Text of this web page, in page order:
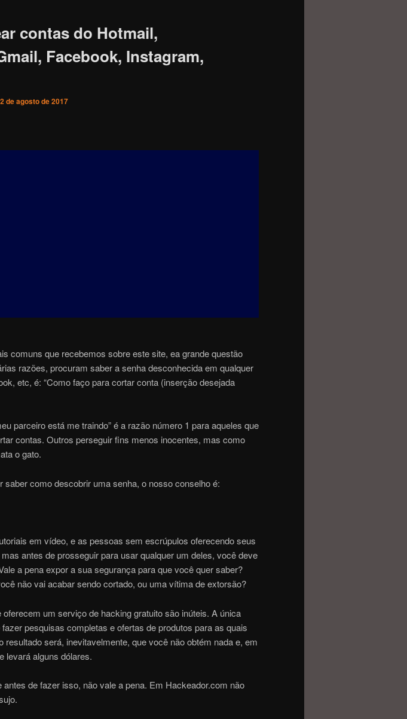
contas do Hotmail,
Facebook, Instagram,
de agosto de 2017
comuns que recebemos sobre este site, ea grande questão
razões, procuram saber a senha desconhecida em qualquer
etc, é: “Como faço para cortar conta (inserção desejada
parceiro está me traindo” é a razão número 1 para aqueles que
contas. Outros perseguir fins menos inocentes, mas como
o gato.
saber como descobrir uma senha, o nosso conselho é:
em vídeo, e as pessoas sem escrúpulos oferecendo seus
antes de prosseguir para usar qualquer um deles, você deve
a pena expor a sua segurança para que você quer saber?
não vai acabar sendo cortado, ou uma vítima de extorsão?
um serviço de hacking gratuito são inúteis. A única
pesquisas completas e ofertas de produtos para as quais
resultado será, inevitavelmente, que você não obtém nada e, em
levará alguns dólares.
antes de fazer isso, não vale a pena. Em Hackeador.com não